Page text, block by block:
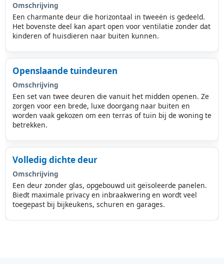
Omschrijving
Een charmante deur die horizontaal in tweeën is gedeeld.
Het bovenste deel kan apart open voor ventilatie zonder dat
kinderen of huisdieren naar buiten kunnen.
Openslaande tuindeuren
Omschrijving
Een set van twee deuren die vanuit het midden openen. Ze
zorgen voor een brede, luxe doorgang naar buiten en
worden vaak gekozen om een terras of tuin bij de woning te
betrekken.
Volledig dichte deur
Omschrijving
Een deur zonder glas, opgebouwd uit geïsoleerde panelen.
Biedt maximale privacy en inbraakwering en wordt veel
toegepast bij bijkeukens, schuren en garages.